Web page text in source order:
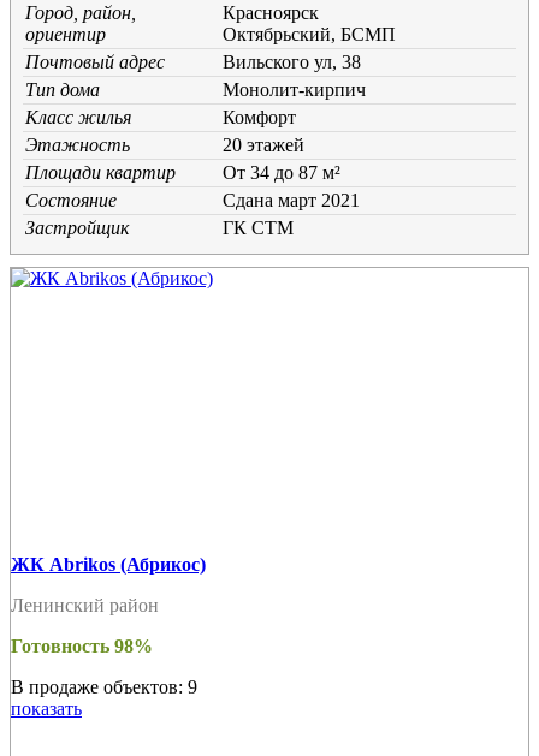
Город, район,
ориентир
Красноярск
Октябрьский, БСМП
Почтовый адрес
Вильского ул, 38
Тип дома
Монолит-кирпич
Класс жилья
Комфорт
Этажность
20 этажей
Площади квартир
От 34 до 87 м²
Состояние
Cдана март 2021
Застройщик
ГК СТМ
ЖК Abrikos (Абрикос)
Ленинский район
Готовность 98%
В продаже объектов: 9
показать